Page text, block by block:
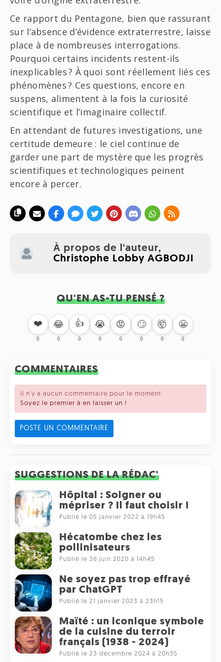
Ce rapport du Pentagone, bien que rassurant
sur l’absence d’évidence extraterrestre, laisse
place à de nombreuses interrogations.
Pourquoi certains incidents restent-ils
inexplicables ? À quoi sont réellement liés ces
phénomènes ? Ces questions, encore en
suspens, alimentent à la fois la curiosité
scientifique et l’imaginaire collectif.
En attendant de futures investigations, une
certitude demeure : le ciel continue de
garder une part de mystère que les progrès
scientifiques et technologiques peinent
encore à percer.
À propos de l'auteur,
Christophe Lobby AGBODJI
QU'EN AS-TU PENSÉ ?
❤️
0
😂
0
👍
0
😭
0
😡
0
🙄
0
🤯
0
😬
0
COMMENTAIRES
Il n'y a aucun commentaire pour le moment.
Soyez le premier à en laisser un !
POSTE UN COMMENTAIRE
SUGGESTIONS DE LA RÉDAC'
Hôpital : Soigner ou
mépriser ? Il faut choisir !
Publié le 05 janvier 2022 à 19h45
Hécatombe chez les
pollinisateurs
Publié le 26 juin 2020 à 14h45
Ne soyez pas trop effrayé
par ChatGPT
Publié le 21 janvier 2023 à 23h15
Maïté : un iconique symbole
de la cuisine du terroir
français (1938 - 2024)
Publié le 23 décembre 2024 à 20h35